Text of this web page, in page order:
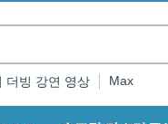
더빙 강연 영상 Max